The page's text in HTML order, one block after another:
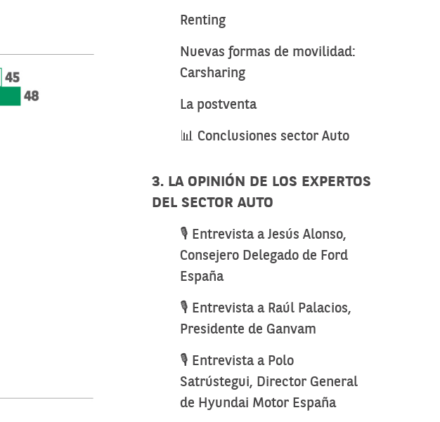
Renting
Nuevas formas de movilidad:
Carsharing
La postventa
📊 Conclusiones sector Auto
3. LA OPINIÓN DE LOS EXPERTOS
DEL SECTOR AUTO
🎙️ Entrevista a Jesús Alonso,
Consejero Delegado de Ford
España
🎙️ Entrevista a Raúl Palacios,
Presidente de Ganvam
🎙️ Entrevista a Polo
Satrústegui, Director General
de Hyundai Motor España